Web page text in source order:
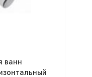
ванн